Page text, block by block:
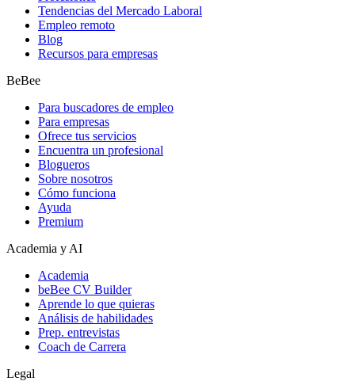
Tendencias del Mercado Laboral
Empleo remoto
Blog
Recursos para empresas
BeBee
Para buscadores de empleo
Para empresas
Ofrece tus servicios
Encuentra un profesional
Blogueros
Sobre nosotros
Cómo funciona
Ayuda
Premium
Academia y AI
Academia
beBee CV Builder
Aprende lo que quieras
Análisis de habilidades
Prep. entrevistas
Coach de Carrera
Legal